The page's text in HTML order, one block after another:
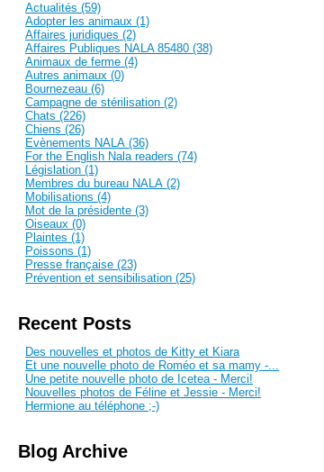
Actualités (59)
Adopter les animaux (1)
Affaires juridiques (2)
Affaires Publiques NALA 85480 (38)
Animaux de ferme (4)
Autres animaux (0)
Bournezeau (6)
Campagne de stérilisation (2)
Chats (226)
Chiens (26)
Evènements NALA (36)
For the English Nala readers (74)
Législation (1)
Membres du bureau NALA (2)
Mobilisations (4)
Mot de la présidente (3)
Oiseaux (0)
Plaintes (1)
Poissons (1)
Presse française (23)
Prévention et sensibilisation (25)
Recent Posts
Des nouvelles et photos de Kitty et Kiara
Et une nouvelle photo de Roméo et sa mamy -...
Une petite nouvelle photo de Icetea - Merci!
Nouvelles photos de Féline et Jessie - Merci!
Hermione au téléphone ;-)
Blog Archive